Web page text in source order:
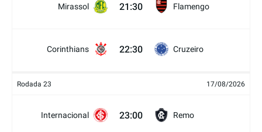
Mirassol 21:30 Flamengo
Corinthians 22:30 Cruzeiro
Rodada 23 17/08/2026
Internacional 23:00 Remo